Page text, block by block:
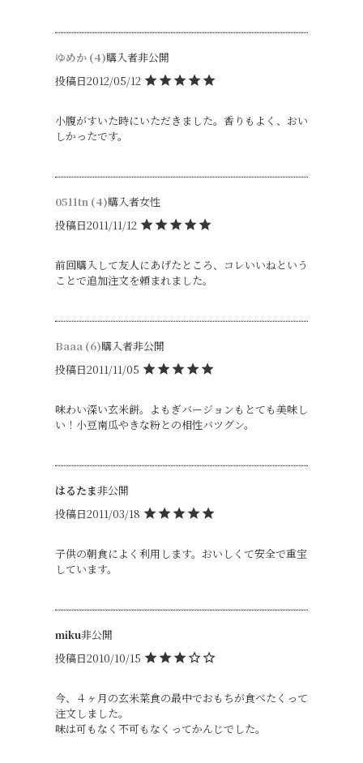
ゆめか 4 購入者非公開
投稿日2012/05/12
小腹がすいた時にいただきました。香りもよく、おい
しかったです。
0511tn 4 購入者女性
投稿日2011/11/12
前回購入して友人にあげたところ、コレいいねという
ことで追加注文を頼まれました。
Baaa 6 購入者非公開
投稿日2011/11/05
味わい深い玄米餅。よもぎバージョンもとても美味し
い！小豆南瓜やきな粉との相性バツグン。
はるたま非公開
投稿日2011/03/18
子供の朝食によく利用します。おいしくて安全で重宝
しています。
miku非公開
投稿日2010/10/15
今、４ヶ月の玄米菜食の最中でおもちが食べたくって
注文しました。
味は可もなく不可もなくってかんじでした。